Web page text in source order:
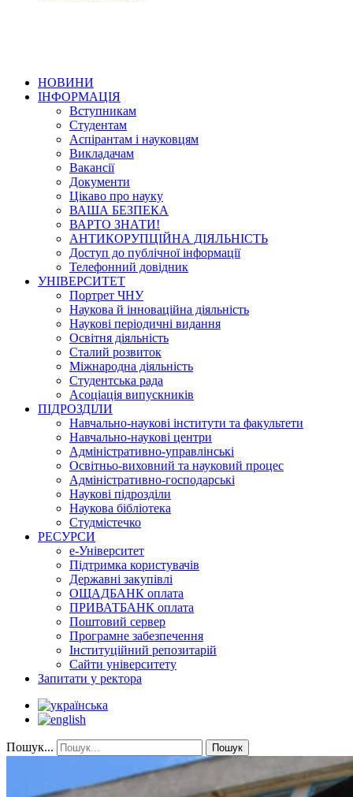
НОВИНИ
ІНФОРМАЦІЯ
Вступникам
Студентам
Аспірантам і науковцям
Викладачам
Вакансії
Документи
Цікаво про науку
ВАША БЕЗПЕКА
ВАРТО ЗНАТИ!
АНТИКОРУПЦІЙНА ДІЯЛЬНІСТЬ
Доступ до публічної інформації
Телефонний довідник
УНІВЕРСИТЕТ
Портрет ЧНУ
Наукова й інноваційна діяльність
Наукові періодичні видання
Освітня діяльність
Сталий розвиток
Міжнародна діяльність
Студентська рада
Асоціація випускників
ПІДРОЗДІЛИ
Навчально-наукові інститути та факультети
Навчально-наукові центри
Адміністративно-управлінські
Освітньо-виховний та науковий процес
Адміністративно-господарські
Наукові підрозділи
Наукова бібліотека
Студмістечко
РЕСУРСИ
е-Університет
Підтримка користувачів
Державні закупівлі
ОЩАДБАНК оплата
ПРИВАТБАНК оплата
Поштовий сервер
Програмне забезпечення
Інституційний репозитарій
Сайти університету
Запитати у ректора
Пошук... Пошук